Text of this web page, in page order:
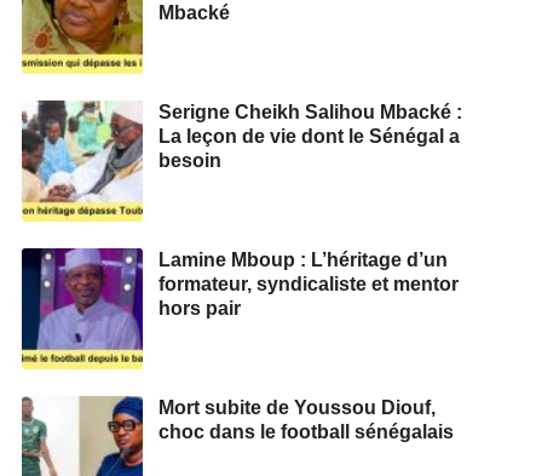
Mbacké
Serigne Cheikh Salihou Mbacké :
La leçon de vie dont le Sénégal a
besoin
Lamine Mboup : L’héritage d’un
formateur, syndicaliste et mentor
hors pair
Mort subite de Youssou Diouf,
choc dans le football sénégalais